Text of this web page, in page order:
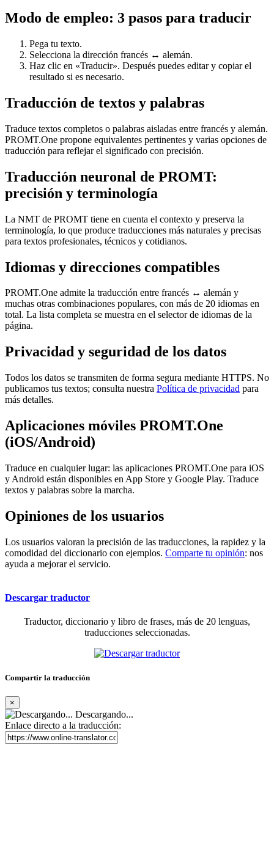
Modo de empleo: 3 pasos para traducir
Pega tu texto.
Selecciona la dirección francés ↔ alemán.
Haz clic en «Traducir». Después puedes editar y copiar el
resultado si es necesario.
Traducción de textos y palabras
Traduce textos completos o palabras aisladas entre francés y alemán.
PROMT.One propone equivalentes pertinentes y varias opciones de
traducción para reflejar el significado con precisión.
Traducción neuronal de PROMT:
precisión y terminología
La NMT de PROMT tiene en cuenta el contexto y preserva la
terminología, lo que produce traducciones más naturales y precisas
para textos profesionales, técnicos y cotidianos.
Idiomas y direcciones compatibles
PROMT.One admite la traducción entre francés ↔ alemán y
muchas otras combinaciones populares, con más de 20 idiomas en
total. La lista completa se muestra en el selector de idiomas de la
página.
Privacidad y seguridad de los datos
Todos los datos se transmiten de forma segura mediante HTTPS. No
publicamos tus textos; consulta nuestra Política de privacidad para
más detalles.
Aplicaciones móviles PROMT.One
(iOS/Android)
Traduce en cualquier lugar: las aplicaciones PROMT.One para iOS
y Android están disponibles en App Store y Google Play. Traduce
textos y palabras sobre la marcha.
Opiniones de los usuarios
Los usuarios valoran la precisión de las traducciones, la rapidez y la
comodidad del diccionario con ejemplos. Comparte tu opinión: nos
ayuda a mejorar el servicio.
Descargar traductor
Traductor, diccionario y libro de frases, más de 20 lenguas,
traducciones seleccionadas.
Compartir la traducción
×
Descargando...
Enlace directo a la traducción: